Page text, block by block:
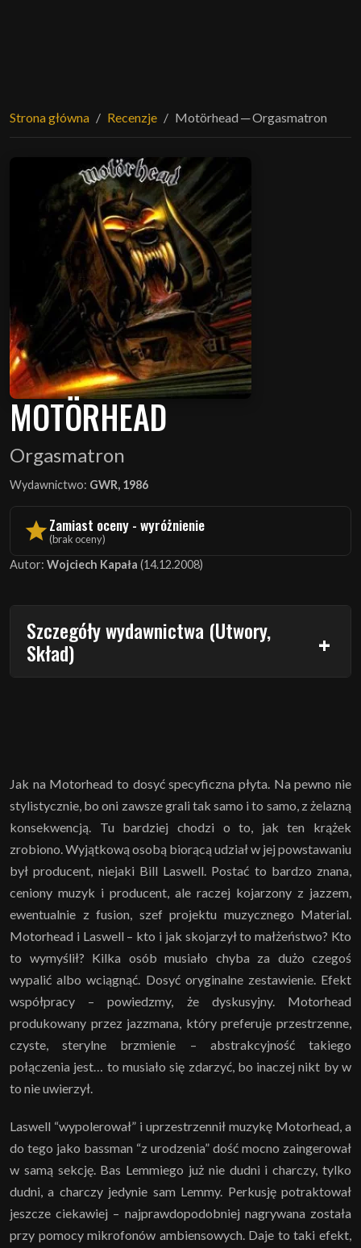
Strona główna Recenzje Motörhead ─ Orgasmatron
MOTÖRHEAD
Orgasmatron
Wydawnictwo: GWR, 1986
Zamiast oceny - wyróżnienie
(brak oceny)
Autor: Wojciech Kapała (14.12.2008)
Szczegóły wydawnictwa (Utwory,
Skład)
Jak na Motorhead to dosyć specyficzna płyta. Na pewno nie
stylistycznie, bo oni zawsze grali tak samo i to samo, z żelazną
konsekwencją. Tu bardziej chodzi o to, jak ten krążek
zrobiono. Wyjątkową osobą biorącą udział w jej powstawaniu
był producent, niejaki Bill Laswell. Postać to bardzo znana,
ceniony muzyk i producent, ale raczej kojarzony z jazzem,
ewentualnie z fusion, szef projektu muzycznego Material.
Motorhead i Laswell – kto i jak skojarzył to małżeństwo? Kto
to wymyślił? Kilka osób musiało chyba za dużo czegoś
wypalić albo wciągnąć. Dosyć oryginalne zestawienie. Efekt
współpracy – powiedzmy, że dyskusyjny. Motorhead
produkowany przez jazzmana, który preferuje przestrzenne,
czyste, sterylne brzmienie – abstrakcyjność takiego
połączenia jest… to musiało się zdarzyć, bo inaczej nikt by w
to nie uwierzył.
Laswell “wypolerował” i uprzestrzennił muzykę Motorhead, a
do tego jako bassman “z urodzenia” dość mocno zaingerował
w samą sekcję. Bas Lemmiego już nie dudni i charczy, tylko
dudni, a charczy jedynie sam Lemmy. Perkusję potraktował
jeszcze ciekawiej – najprawdopodobniej nagrywana została
przy pomocy mikrofonów ambiensowych. Daje to taki efekt,